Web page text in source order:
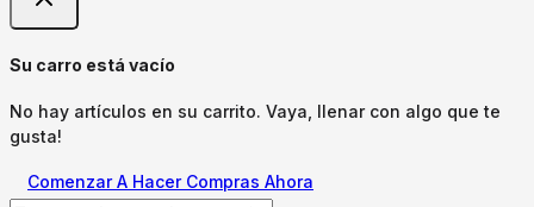
Su carro está vacío
No hay artículos en su carrito. Vaya, llenar con algo que te
gusta!
Comenzar A Hacer Compras Ahora